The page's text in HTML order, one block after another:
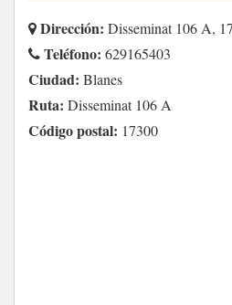
Dirección: Disseminat 106 A,
Teléfono: 629165403
Ciudad: Blanes
Ruta: Disseminat 106 A
Código postal: 17300